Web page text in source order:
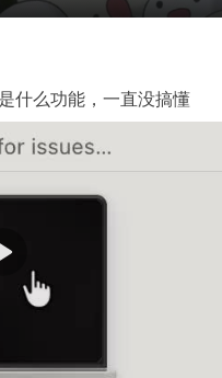
什么功能，一直没搞懂